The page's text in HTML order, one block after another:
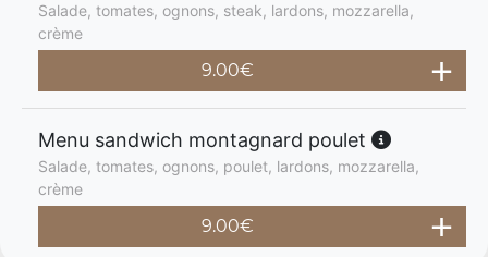
Salade, tomates, ognons, steak, lardons, mozzarella,
crème
9.00€
Menu sandwich montagnard poulet
Salade, tomates, ognons, poulet, lardons, mozzarella,
crème
9.00€